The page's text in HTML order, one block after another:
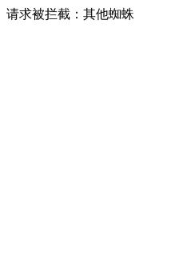
请求被拦截：其他蜘蛛